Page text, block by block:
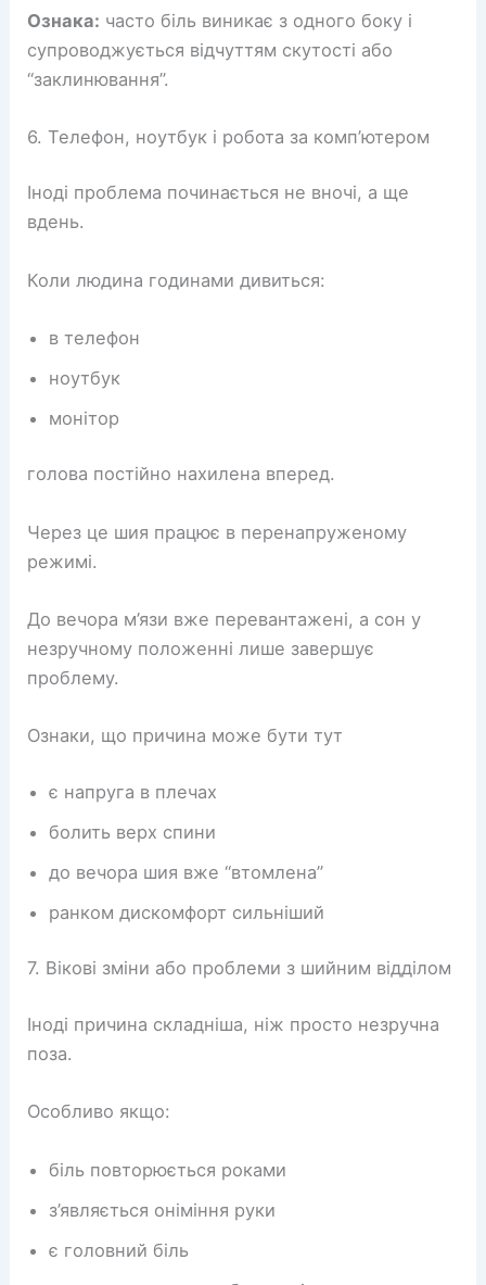
Ознака: часто біль виникає з одного боку і
супроводжується відчуттям скутості або
“заклинювання”.
6. Телефон, ноутбук і робота за комп’ютером
Іноді проблема починається не вночі, а ще
вдень.
Коли людина годинами дивиться:
в телефон
ноутбук
монітор
голова постійно нахилена вперед.
Через це шия працює в перенапруженому
режимі.
До вечора м’язи вже перевантажені, а сон у
незручному положенні лише завершує
проблему.
Ознаки, що причина може бути тут
є напруга в плечах
болить верх спини
до вечора шия вже “втомлена”
ранком дискомфорт сильніший
7. Вікові зміни або проблеми з шийним відділом
Іноді причина складніша, ніж просто незручна
поза.
Особливо якщо:
біль повторюється роками
з’являється оніміння руки
є головний біль